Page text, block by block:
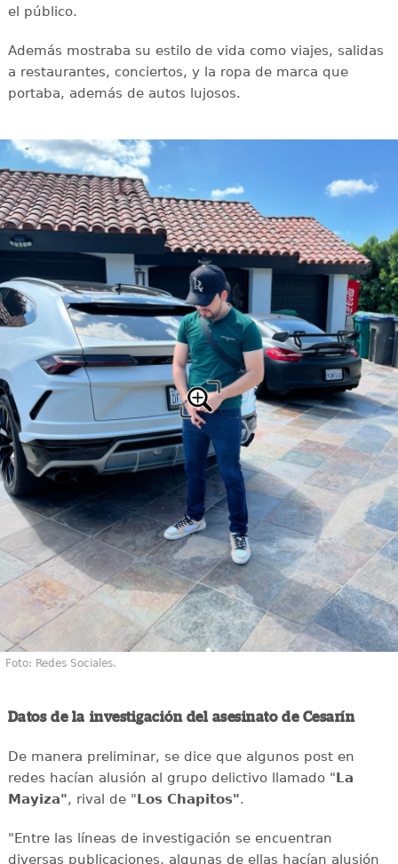
el público.
Además mostraba su estilo de vida como viajes, salidas
a restaurantes, conciertos, y la ropa de marca que
portaba, además de autos lujosos.
Foto: Redes Sociales.
Datos de la investigación del asesinato de Cesarín
De manera preliminar, se dice que algunos post en
redes hacían alusión al grupo delictivo llamado " La
Mayiza", rival de " Los Chapitos".
"Entre las líneas de investigación se encuentran
diversas publicaciones, algunas de ellas hacían alusión